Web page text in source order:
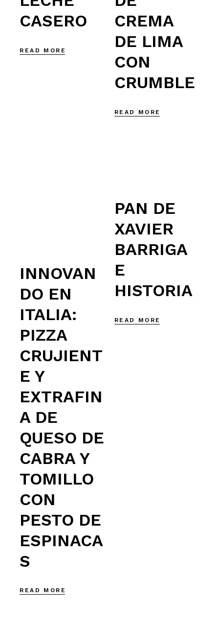
CASERO
READ MORE
CREMA
DE LIMA
CON
CRUMBLE
READ MORE
INNOVAN
DO EN
ITALIA:
PIZZA
CRUJIENT
E Y
EXTRAFIN
A DE
QUESO DE
CABRA Y
TOMILLO
CON
PESTO DE
ESPINACA
S
READ MORE
PAN DE
XAVIER
BARRIGA
E
HISTORIA
READ MORE